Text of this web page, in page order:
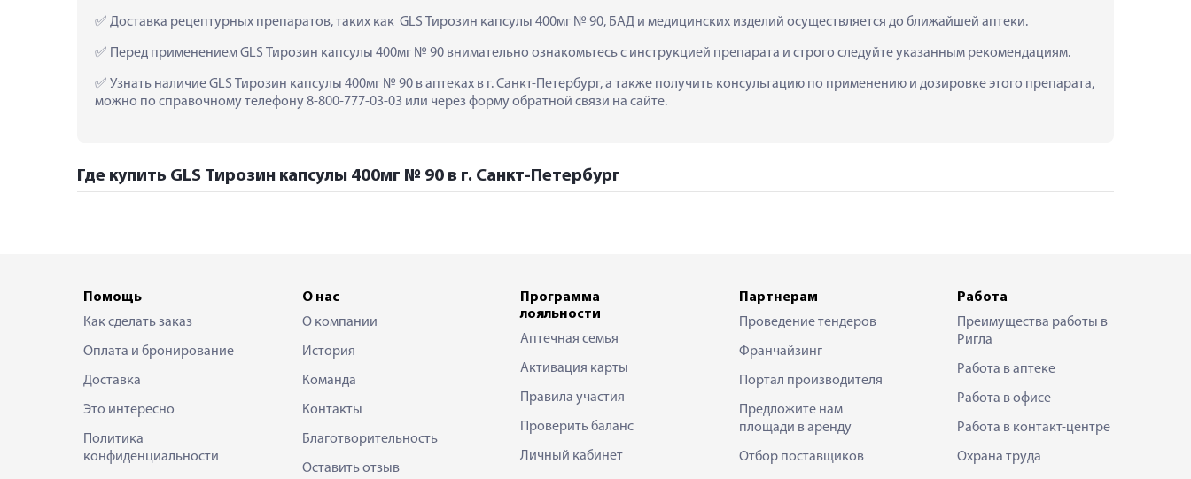
Доставка рецептурных препаратов, таких как  GLS Тирозин капсулы 400мг № 90, БАД и медицинских изделий осуществляется до ближайшей аптеки.
Перед применением GLS Тирозин капсулы 400мг № 90 внимательно ознакомьтесь с инструкцией препарата и строго следуйте указанным рекомендациям.
Узнать наличие GLS Тирозин капсулы 400мг № 90 в аптеках в г. Санкт-Петербург, а также получить консультацию по применению и дозировке этого препарата,
можно по справочному телефону 8-800-777-03-03 или через форму обратной связи на сайте.
Где купить GLS Тирозин капсулы 400мг № 90 в г. Санкт-Петербург
Помощь
Как сделать заказ
Оплата и бронирование
Доставка
Это интересно
Политика
конфиденциальности
О нас
О компании
История
Команда
Контакты
Благотворительность
Оставить отзыв
Программа
лояльности
Аптечная семья
Активация карты
Правила участия
Проверить баланс
Личный кабинет
Партнерам
Проведение тендеров
Франчайзинг
Портал производителя
Предложите нам
площади в аренду
Отбор поставщиков
Работа
Преимущества работы в
Ригла
Работа в аптеке
Работа в офисе
Работа в контакт-центре
Охрана труда